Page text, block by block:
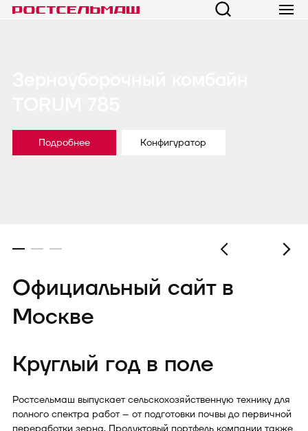
Подробнее Конфигуратор
Официальный сайт в
Москве
Круглый год в поле
Ростсельмаш выпускает сельскохозяйственную технику для
полного спектра работ – от подготовки почвы до первичной